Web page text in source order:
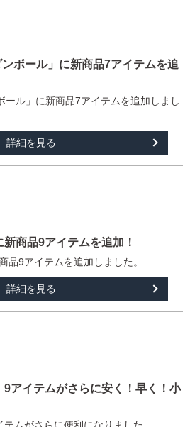
ボール」に新商品7アイテムを追
ール」に新商品7アイテムを追加しまし
詳細を見る
新商品9アイテムを追加！
品9アイテムを追加しました。
詳細を見る
9アイテムがさらに安く！早く！小